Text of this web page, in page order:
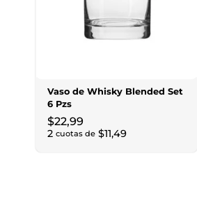
Vaso de Whisky Blended Set
6 Pzs
$22,99
2 cuotas de $11,49